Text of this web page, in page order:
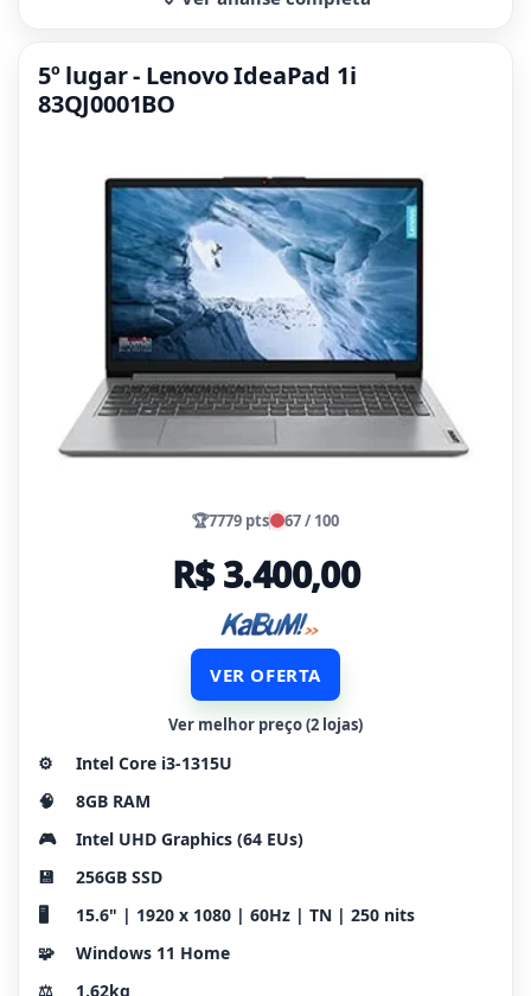
5º lugar - Lenovo IdeaPad 1i
83QJ0001BO
🏆7779 pts 67 / 100
R$ 3.400,00
VER OFERTA
Ver melhor preço (2 lojas)
⚙️
Intel Core i3-1315U
🧠
8GB RAM
🎮
Intel UHD Graphics (64 EUs)
💾
256GB SSD
🖥️
15.6" | 1920 x 1080 | 60Hz | TN | 250 nits
🧩
Windows 11 Home
⚖️
1.62kg